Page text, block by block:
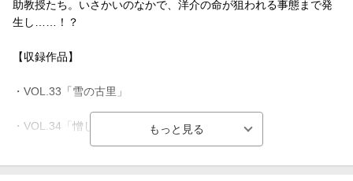
助教授たち。いさかいのなかで、洋介の命が狙われる事態まで発
生し……！？
【収録作品】
・VOL.33「雪の古里」
・VOL.34「憎しみの外科病棟」